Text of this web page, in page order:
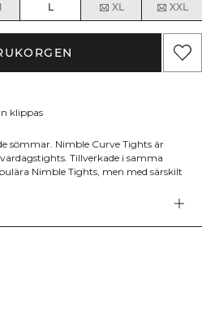
L XL XXL
klippas
sömmar. Nimble Curve Tights är
Tillverkade i samma
Nimble Tights, men med särskilt
kan klippas till önskad längd under